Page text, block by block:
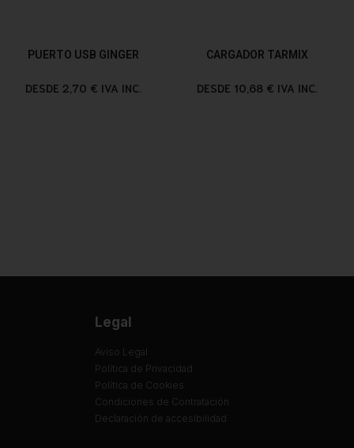
PUERTO USB GINGER
DESDE 2,70 € IVA INC.
CARGADOR TARMIX
DESDE 10,68 € IVA INC.
Legal
Aviso Legal
Política de Privacidad
Política de Cookies
Condiciones de Contratación
Declaración de accesibilidad